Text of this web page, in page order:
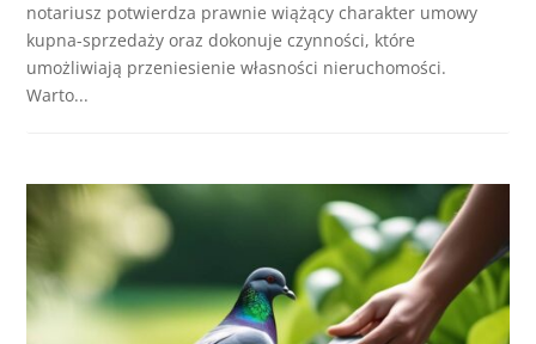
notariusz potwierdza prawnie wiążący charakter umowy
kupna-sprzedaży oraz dokonuje czynności, które
umożliwiają przeniesienie własności nieruchomości.
Warto...